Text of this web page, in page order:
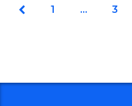
1 … 3